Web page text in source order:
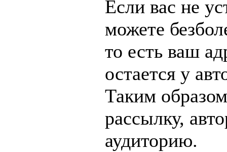
Если вас не
можете
то есть ваш
остается у
Таким
рассылку,
аудиторию.